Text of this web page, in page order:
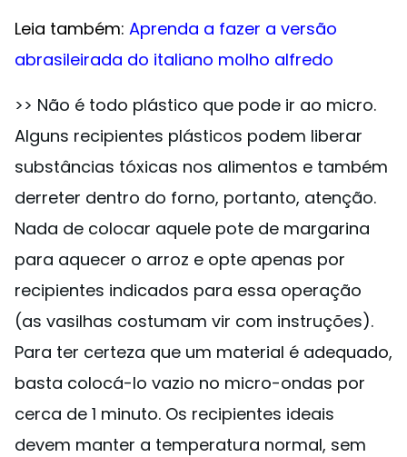
Leia também: Aprenda a fazer a versão
abrasileirada do italiano molho alfredo
>> Não é todo plástico que pode ir ao micro.
Alguns recipientes plásticos podem liberar
substâncias tóxicas nos alimentos e também
derreter dentro do forno, portanto, atenção.
Nada de colocar aquele pote de margarina
para aquecer o arroz e opte apenas por
recipientes indicados para essa operação
(as vasilhas costumam vir com instruções).
Para ter certeza que um material é adequado,
basta colocá-lo vazio no micro-ondas por
cerca de 1 minuto. Os recipientes ideais
devem manter a temperatura normal, sem